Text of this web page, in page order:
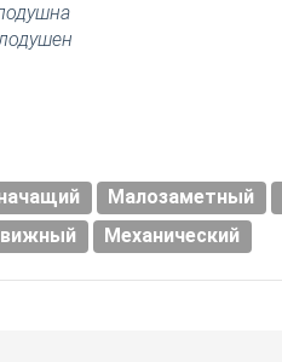
Малозаметный
Механический